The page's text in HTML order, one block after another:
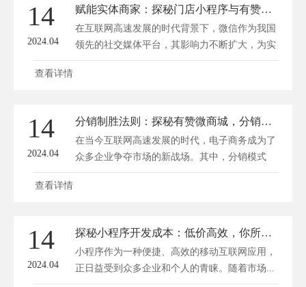
14
2024.04
赋能实体商家：探秘门店小程序与有赞微商城的微信营销新玩法
在互联网高速发展的时代背景下，微信作为我国
领先的社交媒体平台，其影响力不断扩大，为实
体...
查看详情
14
2024.04
分销制胜法则：探秘有赞微商城，分销员逆袭，供货商共赢！
在当今互联网高速发展的时代，电子商务成为了
众多企业争夺市场的新战场。其中，分销模式
更...
查看详情
14
2024.04
探秘小程序开发成本：低价高效，你所不知道的定价内幕
小程序作为一种便捷、高效的移动互联网应用，
正日益受到众多企业和个人的青睐。随着市场...